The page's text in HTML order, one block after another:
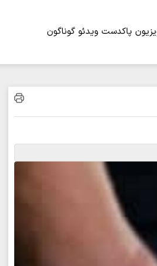
پاکدست ویدئو گوناگون